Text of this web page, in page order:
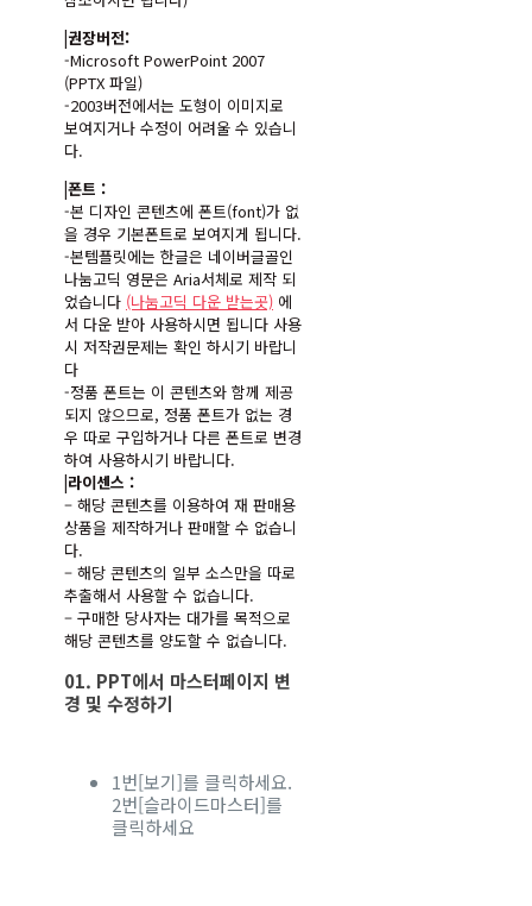
|권장버전:
-Microsoft PowerPoint 2007
(PPTX 파일)
-2003버전에서는 도형이 이미지로
보여지거나 수정이 어려울 수 있습니
다.
|폰트 :
-본 디자인 콘텐츠에 폰트(font)가 없
을 경우 기본폰트로 보여지게 됩니다.
-본템플릿에는 한글은 네이버글골인
나눔고딕 영문은 Aria서체로 제작 되
었습니다 (나눔고딕 다운 받는곳) 에
서 다운 받아 사용하시면 됩니다 사용
시 저작권문제는 확인 하시기 바랍니
다
-정품 폰트는 이 콘텐츠와 함께 제공
되지 않으므로, 정품 폰트가 없는 경
우 따로 구입하거나 다른 폰트로 변경
하여 사용하시기 바랍니다.
|라이센스 :
– 해당 콘텐츠를 이용하여 재 판매용
상품을 제작하거나 판매할 수 없습니
다.
– 해당 콘텐츠의 일부 소스만을 따로
추출해서 사용할 수 없습니다.
– 구매한 당사자는 대가를 목적으로
해당 콘텐츠를 양도할 수 없습니다.
01. PPT에서 마스터페이지 변
경 및 수정하기
1번[보기]를 클릭하세요.
2번[슬라이드마스터]를
클릭하세요